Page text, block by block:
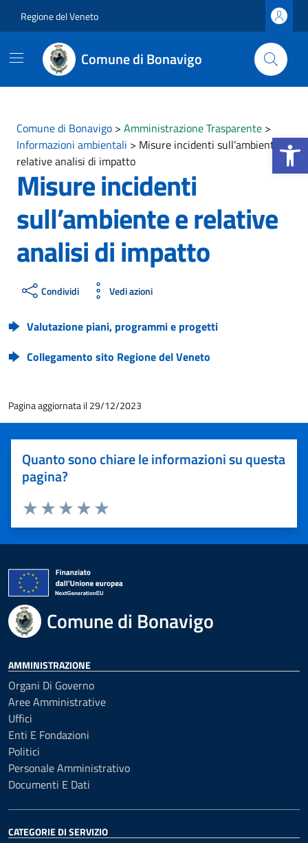
Apri la
Regione del Veneto
Comune di Bonavigo
Comune di Bonavigo > Amministrazione Trasparente >
Informazioni ambientali > Misure incidenti sull’ambiente e
relative analisi di impatto
Misure incidenti
sull’ambiente e relative
analisi di impatto
Condividi Vedi azioni
Valutazione piani, programmi e progetti
Collegamento sito Regione del Veneto
Pagina aggiornata il 29/12/2023
Quanto sono chiare le informazioni su questa
pagina?
Valuta 5 stelle su 5
Valuta 4 stelle su 5
Valuta 3 stelle su 5
Valuta 2 stelle su 5
Valuta 1 stelle su 5
Comune di Bonavigo
AMMINISTRAZIONE
Organi Di Governo
Aree Amministrative
Uffici
Enti E Fondazioni
Politici
Personale Amministrativo
Documenti E Dati
CATEGORIE DI SERVIZIO